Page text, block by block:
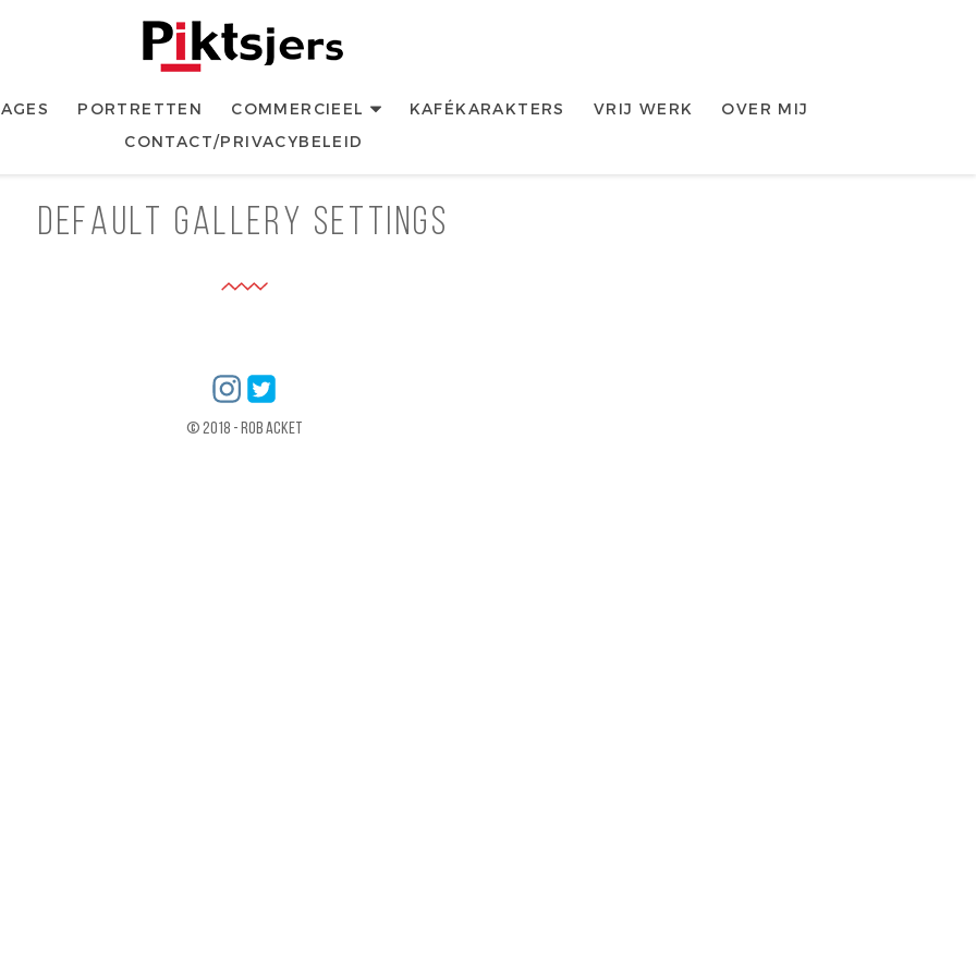
Piktsjers
Website van Fotograaf Rob Acket (1959)
PORTRETTEN COMMERCIEEL KAFÉKARAKTERS VRIJ WERK
OVER MIJ
CONTACT/PRIVACYBELEID
Default Gallery Settings
Link to %s
© 2018 - Rob Acket